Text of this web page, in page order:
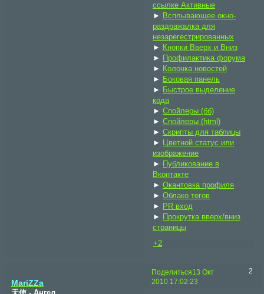
ссылке Активные
►
Всплывающее окно-
раздражалка для
незарегестрированных
►
Кнопки Вверх и Вниз
►
Профилактика форума
►
Колонка новостей
►
Боковая панель
►
Быстрое выделение
кода
►Спойлеры (бб)
►Спойлеры (html)
►Скрипты для таблицы
►
Цветной статус или
изображение
►
Публикование в
Вконтакте
►Окантовка профиля
►Облако тегов
►
PR вход
►
Прокрутка вверх/вниз
страницы
+2
Поделиться 2
13 Окт
2010 17:02:23
MariZZa